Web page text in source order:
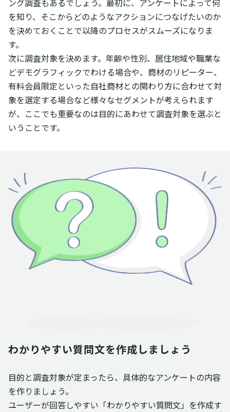
ング調査もあるでしょう。最初に、アンケートによって何
を知り、そこからどのようなアクションにつなげたいのか
を決めておくことで以降のプロセスがスムーズになりま
す。
次に調査対象を決めます。年齢や性別、居住地域や職業な
どデモグラフィックでわける場合や、商材のリピーター、
有料会員限定といった自社商材との関わり方に合わせて対
象を選定する場合など様々なセグメントが考えられます
が、ここでも重要なのは目的にあわせて調査対象を選ぶと
いうことです。
わかりやすい質問文を作成しましょう
目的と調査対象が定まったら、具体的なアンケートの内容
を作りましょう。
ユーザーが回答しやすい「わかりやすい質問文」を作成す